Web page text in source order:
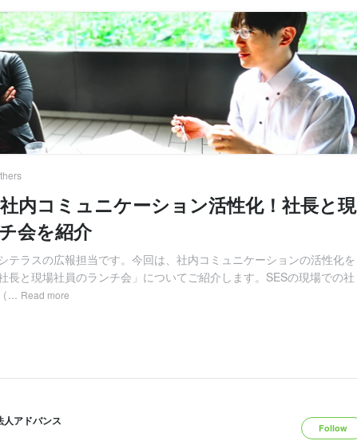
内コミュニケーション活性化！社長と現
会を紹介
テラスの広報担当です。今回は、社内コミュニケーションの活性化を
長と現場社員のランチ会」についてご紹介します。SESの現場での社
... Read more
人アドバンス
Follow